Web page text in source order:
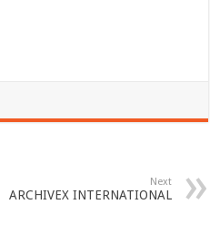
Next
ARCHIVEX INTERNATIONAL